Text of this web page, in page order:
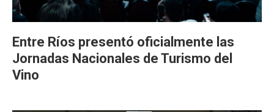
Entre Ríos presentó oficialmente las
Jornadas Nacionales de Turismo del
Vino